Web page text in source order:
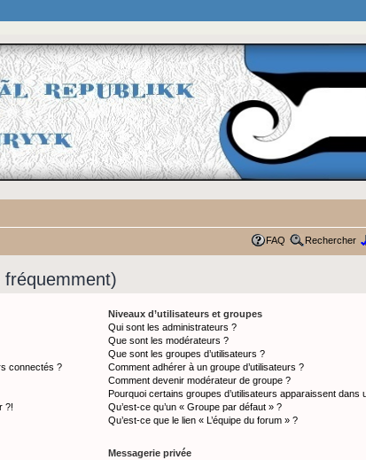
FAQ Rechercher
connectés ?
?!
Niveaux d’utilisateurs et groupes
Qui sont les administrateurs ?
Que sont les modérateurs ?
Que sont les groupes d’utilisateurs ?
Comment adhérer à un groupe d’utilisateurs ?
Comment devenir modérateur de groupe ?
Pourquoi certains groupes d’utilisateurs apparaissent dans
Qu’est-ce qu’un « Groupe par défaut » ?
Qu’est-ce que le lien « L’équipe du forum » ?
Messagerie privée